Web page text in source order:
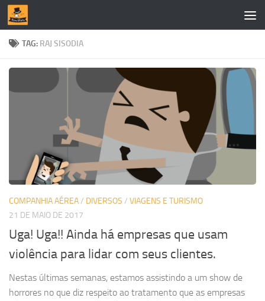
Skip to content
TAG: RAJ SISODIA
COMPANHIA AÉREA/ DIVERSOS / VIAGENS E TURISMO
21 DE MAIO DE 2017
Uga! Uga!! Ainda há empresas que usam
violência para lidar com seus clientes.
Nestas últimas semanas, estamos assistindo a um show de
horrores no que diz respeito ao tratamento que as empresas